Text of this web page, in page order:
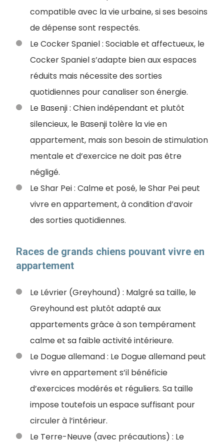
compatible avec la vie urbaine, si ses besoins
de dépense sont respectés.
Le Cocker Spaniel : Sociable et affectueux, le
Cocker Spaniel s’adapte bien aux espaces
réduits mais nécessite des sorties
quotidiennes pour canaliser son énergie.
Le Basenji : Chien indépendant et plutôt
silencieux, le Basenji tolère la vie en
appartement, mais son besoin de stimulation
mentale et d’exercice ne doit pas être
négligé.
Le Shar Pei : Calme et posé, le Shar Pei peut
vivre en appartement, à condition d’avoir
des sorties quotidiennes.
Races de grands chiens pouvant vivre en
appartement
Le Lévrier (Greyhound) : Malgré sa taille, le
Greyhound est plutôt adapté aux
appartements grâce à son tempérament
calme et sa faible activité intérieure.
Le Dogue allemand : Le Dogue allemand peut
vivre en appartement s’il bénéficie
d’exercices modérés et réguliers. Sa taille
impose toutefois un espace suffisant pour
circuler à l’intérieur.
Le Terre-Neuve (avec précautions) : Le